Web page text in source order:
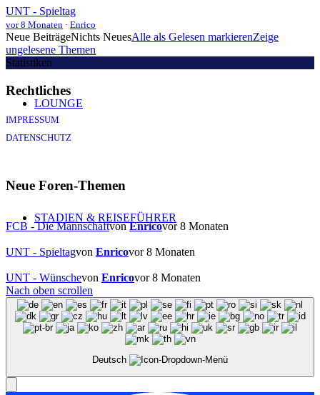
LOUNGE
STADIEN & REISEFÜHRER
Stadien 1. Bundesliga
UNT - Spieltag
vor 8 Monaten · Enrico
Neue BeiträgeNichts NeuesAlle als Gelesen markierenZeige
ungelesene Themen
Statistiken
Rechtliches
IMPRESSUM
DATENSCHUTZ
Neue Foren-Themen
FCB - Die MannschaftvonEnricovor 8 Monaten
UNT - Spieltagvon Enricovor 8 Monaten
UNT - Wünschevon Enricovor 8 Monaten
Nach oben scrollen
Deutsch